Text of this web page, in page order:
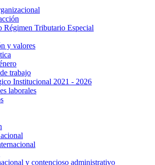
Régimen Tributario Especial
y valores
trabajo
Institucional 2021 - 2026
laborales
y contencioso administrativo